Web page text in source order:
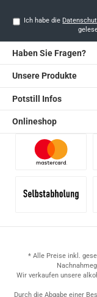
Ich habe die
Haben Sie Fragen?
Unsere Produkte
Potstill Infos
Onlineshop
* Alle Preise inkl.
Wir verkaufen unsere
Durch die Abgabe einer